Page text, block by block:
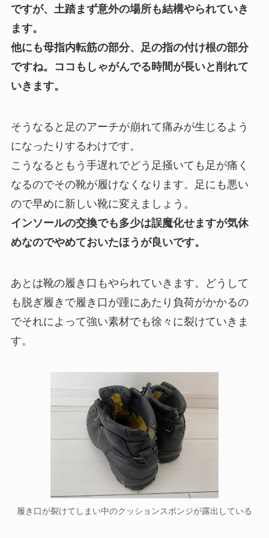
ですが、土踏まず意外の場所も結構やられていき
ます。
他にも母指内転筋の部分、足の指の付け根の部分
ですね。ココもしゃがんでる時間が長いと削れて
いきます。
そうなると足のアーチが崩れて痛みが生じるよう
になったりするわけです。
こうなるともう手遅れでどう足掻いても足が痛く
なるのでその靴が履けなくなります。足にも悪い
ので早めに新しい靴に変えましょう。
インソールの交換でも多少は誤魔化せますが気休
めなのでやめておいたほうが良いです。
あとは靴の履き口もやられていきます。どうして
も脱ぎ履きで履き口が踵にあたり負荷がかかるの
でそれによって強い素材でも徐々に裂けていきま
す。
履き口が裂けてしまい中のクッションスポンジが露出している